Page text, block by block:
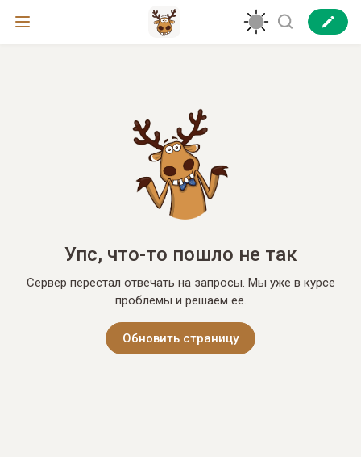
Упс, что-то пошло не так
Сервер перестал отвечать на запросы. Мы уже в курсе
проблемы и решаем её.
Обновить страницу